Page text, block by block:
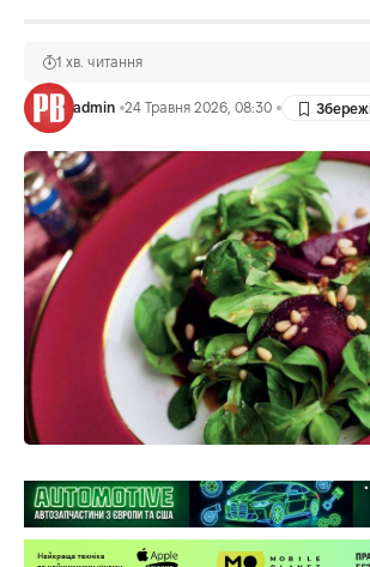
admin 24 Травня 2026, 08:30
1 хв. читання